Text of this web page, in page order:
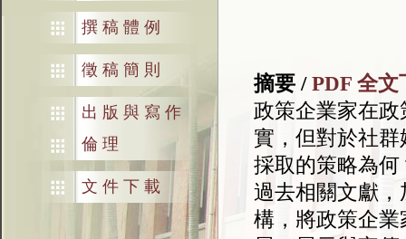
撰稿體例
徵稿簡則
出版與寫作
倫理
文件下載
摘要 /PDF 全文
政策企業家在
實，但對於社
採取的策略為
過去相關文獻
構，將政策企